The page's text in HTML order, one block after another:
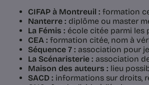
CIFAP à Montreuil : formation
Nanterre : diplôme ou master
La Fémis : école citée parmi les
CEA : formation citée, nom à
Séquence 7 : association pour
La Scénaristerie : association
Maison des auteurs : lieu
SACD : informations sur droits,